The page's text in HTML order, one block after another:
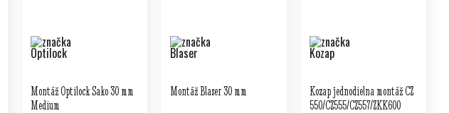
Montáž Optilock Sako 30 mm
Medium
Montáž Blaser 30 mm
Kozap jednodielna montáž CZ
550/CZ555/CZ557/ZKK600